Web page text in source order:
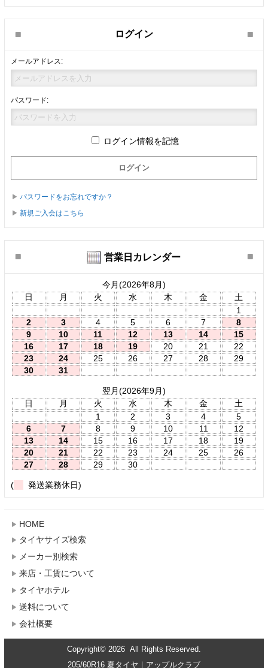
ログイン
メールアドレス:
パスワード:
ログイン情報を記憶
パスワードをお忘れですか？
新規ご入会はこちら
営業日カレンダー
今月(2026年8月)
日
月 火 水 木 金
土
1
2
3 4 5 6 7
8
9
10 11 12 13 14
15
16
17 18 19 20 21
22
23
24 25 26 27 28
29
30
31
翌月(2026年9月)
日
月 火 水 木 金
土
1
2 3 4
5
6
7 8 9 10 11
12
13
14 15 16 17 18
19
20
21 22 23 24 25
26
27
28 29 30
( 発送業務休日)
HOME
タイヤサイズ検索
メーカー別検索
来店・工賃について
タイヤホテル
送料について
会社概要
Copyright© 2026 All Rights Reserved.
205/60R16 夏タイヤ｜アップルクラブ